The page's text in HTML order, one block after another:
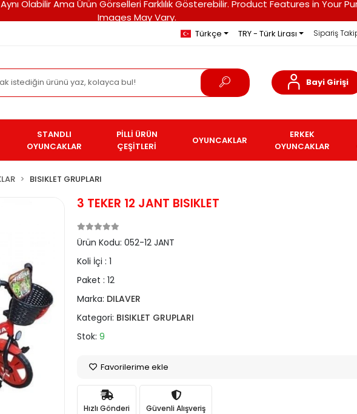
Aynı Olabilir Ama Ürün Görselleri Farklılık Gösterebilir. Product Features in
Images May Vary.
Türkçe TRY - Türk Lirası Sipariş
Bayi Girişi
STANDLI
OYUNCAKLAR
PİLLİ ÜRÜN
ÇEŞİTLERİ
OYUNCAKLAR
ERKEK
OYUNCAKLAR
BISIKLET GRUPLARI
3 TEKER 12 JANT BISIKLET
Ürün Kodu:052-12 JANT
Koli İçi :1
Paket :12
Marka: DILAVER
Kategori: BISIKLET GRUPLARI
Stok:9
Favorilerime ekle
Hızlı Gönderi Güvenli Alışveriş